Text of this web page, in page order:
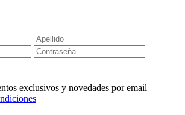
exclusivos y novedades por email